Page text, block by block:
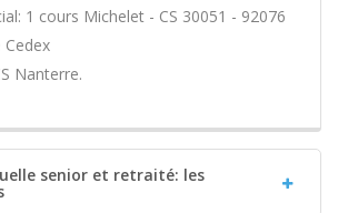
1 cours Michelet - CS 30051 - 92076
Cedex
Nanterre.
senior et retraité: les